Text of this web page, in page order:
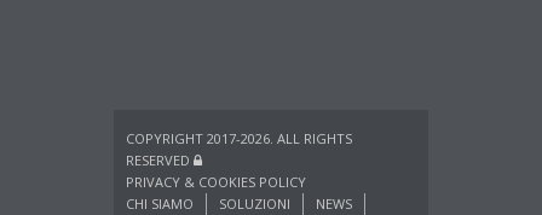
COPYRIGHT 2017-2026. ALL RIGHTS
RESERVED
PRIVACY & COOKIES POLICY
CHI SIAMO
SOLUZIONI
NEWS